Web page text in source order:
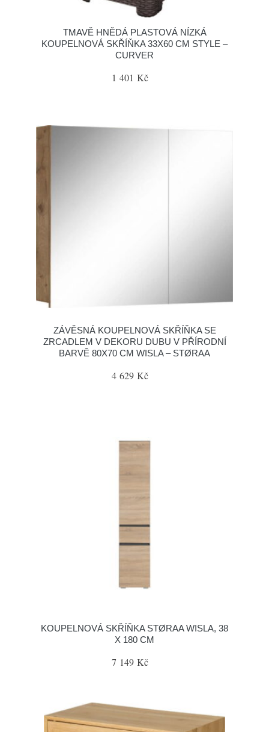
TMAVĚ HNĚDÁ PLASTOVÁ NÍZKÁ
KOUPELNOVÁ SKŘÍŇKA 33X60 CM STYLE –
CURVER
1 401 Kč
ZÁVĚSNÁ KOUPELNOVÁ SKŘÍŇKA SE
ZRCADLEM V DEKORU DUBU V PŘÍRODNÍ
BARVĚ 80X70 CM WISLA – STØRAA
4 629 Kč
KOUPELNOVÁ SKŘÍŇKA STØRAA WISLA, 38
X 180 CM
7 149 Kč